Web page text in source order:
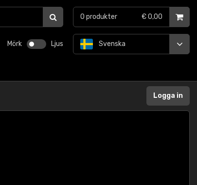
Mörk Ljus Svenska
0 produkter € 0,00
Logga in